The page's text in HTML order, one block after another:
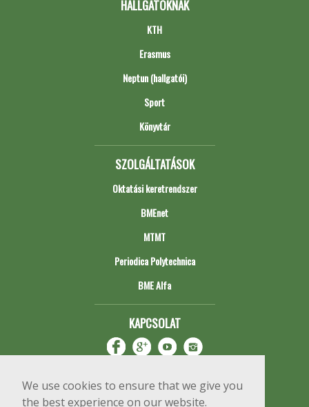
We use cookies to ensure that we give you
the best experience on our website.
HALLGATÓKNAK
KTH
Erasmus
Neptun (hallgatói)
Sport
Könyvtár
SZOLGÁLTATÁSOK
Oktatási keretrendszer
BMEnet
MTMT
Periodica Polytechnica
BME Alfa
KAPCSOLAT